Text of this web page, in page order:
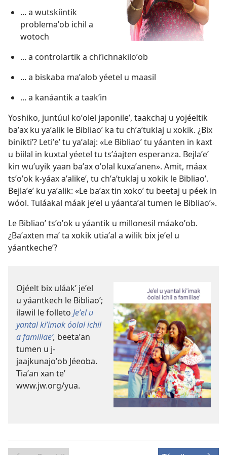
... a wutskíintik
problemaʼob ichil a
wotoch
... a controlartik a chiʼichnakiloʼob
... a biskaba maʼalob yéetel u maasil
... a kanáantik a taakʼin
Yoshiko, juntúul koʼolel japonileʼ, taakchaj u yojéeltik
baʼax ku yaʼalik le Bibliaoʼ ka tu chʼaʼtuklaj u xokik. ¿Bix
biniktiʼ? Letiʼeʼ tu yaʼalaj: «Le Bibliaoʼ tu yáanten in kaxt
u biilal in kuxtal yéetel tu tsʼáajten esperanza. Bejlaʼeʼ
kin wuʼuyik yaan baʼax oʼolal kuxaʼanen». Amit, máax
tsʼoʼok k-yáax aʼalikeʼ, tu chʼaʼtuklaj u xokik le Bibliaoʼ.
Bejlaʼeʼ ku yaʼalik: «Le baʼax tin xokoʼ tu beetaj u péek in
wóol. Tuláakal máak jeʼel u yáantaʼal tumen le Bibliaoʼ».
Le Bibliaoʼ tsʼoʼok u yáantik u millonesil máakoʼob.
¿Baʼaxten maʼ ta xokik utiaʼal a wilik bix jeʼel u
yáantkecheʼ?
Ojéelt bix uláakʼ jeʼel
u yáantkech le Bibliaoʼ;
ilawil le folleto Jeʼel u
yantal kiʼimak óolal ichil
a familiaeʼ, beetaʼan
tumen u j-
jaajkunajoʼob Jéeoba.
Tiaʼan xan teʼ
www.jw.org/yua.